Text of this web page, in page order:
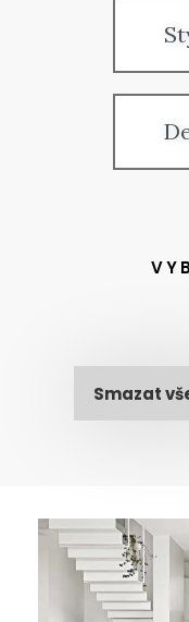
Smazat